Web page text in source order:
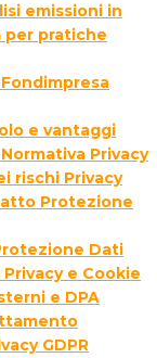
emissioni in
per pratiche
e vantaggi
Privacy
rischi Privacy
Protezione
Dati
e Cookie
e DPA
GDPR